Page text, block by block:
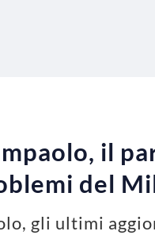
il
del
gli ultimi